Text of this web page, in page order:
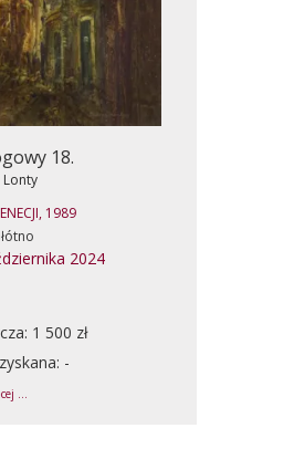
18.
Lonty
1989
2024
1 500 zł
-
...